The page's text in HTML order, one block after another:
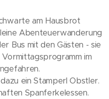
am Hausbrot
Abenteuerwanderung
Bus mit den Gästen - sie
im
ein Stamperl Obstler.
Spanferkelessen.